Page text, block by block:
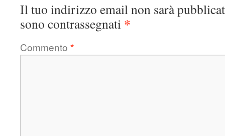
Il tuo indirizzo email non sarà
sono contrassegnati *
Commento *